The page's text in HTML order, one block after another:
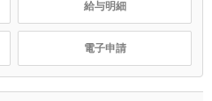
給与明細
電子申請